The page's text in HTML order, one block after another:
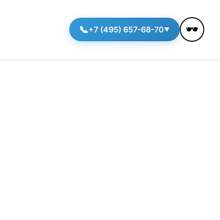
📞+7 (495) 657-68-70▼ 🕶️